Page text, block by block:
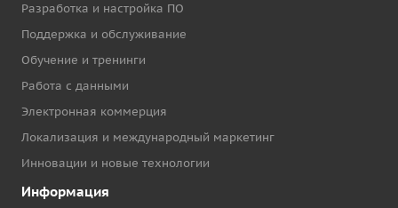
Разработка и настройка ПО
Поддержка и обслуживание
Обучение и тренинги
Работа с данными
Электронная коммерция
Локализация и международный маркетинг
Инновации и новые технологии
Информация